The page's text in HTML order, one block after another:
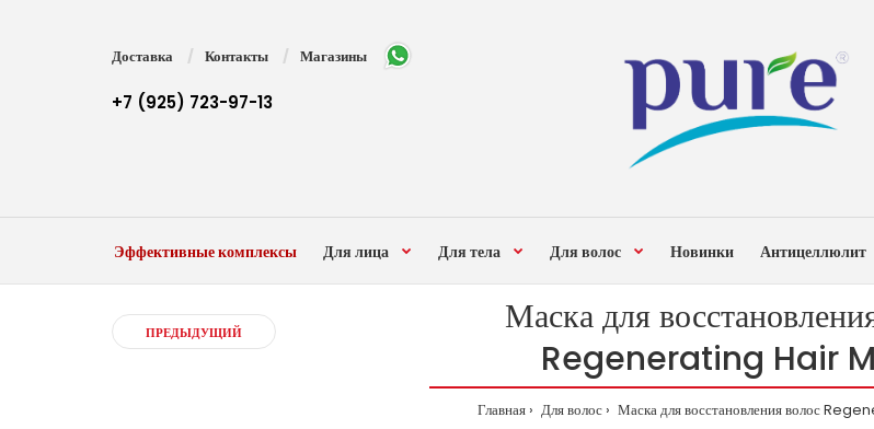
Доставка Контакты Магазины
+7 (925) 723-97-13
Эффективные комплексы Для лица Для тела Для волос Новинки Антицеллюлит
ПРЕДЫДУЩИЙ
Маска для
Regenerating Hair
Главная Для волос Маска для восстановления волос